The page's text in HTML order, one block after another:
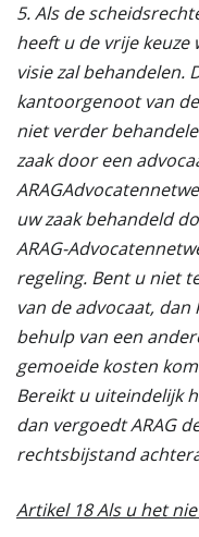
5. Als de
heeft u de vrije keuze
visie zal behandelen.
kantoorgenoot van
niet verder
zaak door een
uw zaak behandeld
ARAG-
regeling. Bent u niet
van de advocaat,
behulp van een
gemoeide kosten
Bereikt u uiteindelijk
dan vergoedt ARAG
rechtsbijstand
Artikel 18 Als u het